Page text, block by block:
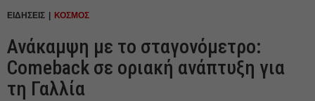
ΕΙΔΗΣΕΙΣ ΚΟΣΜΟΣ
Ανάκαμψη με το σταγονόμετρο:
Comeback σε οριακή ανάπτυξη για
τη Γαλλία